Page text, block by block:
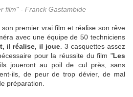
film" - Franck Gastambide
premier vrai film et réalise son rêve
avec une équipe de 50 techniciens
il réalise, il joue . 3 casquettes assez
pour la réussite du film "Les
joueront au poil de cul près, sans
ils, de peur de trop dévier, de mal
préparation.